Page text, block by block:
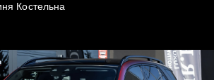
Костельна